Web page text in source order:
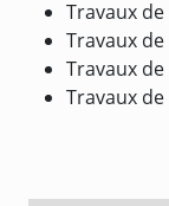
Travaux
Travaux
Travaux
Travaux